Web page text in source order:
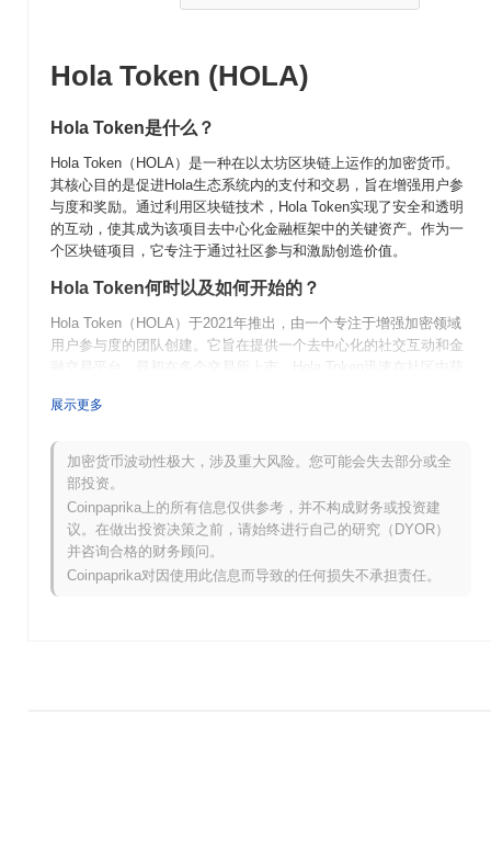
Hola Token (HOLA)
Hola Token是什么？
Hola Token（HOLA）是一种在以太坊区块链上运作的加密货币。
其核心目的是促进Hola生态系统内的支付和交易，旨在增强用户参
与度和奖励。通过利用区块链技术，Hola Token实现了安全和透明
的互动，使其成为该项目去中心化金融框架中的关键资产。作为一
个区块链项目，它专注于通过社区参与和激励创造价值。
Hola Token何时以及如何开始的？
Hola Token（HOLA）于2021年推出，由一个专注于增强加密领域
用户参与度的团队创建。它旨在提供一个去中心化的社交互动和金
融交易平台。最初在多个交易所上市，Hola Token迅速在社区中获
参与，并在早期阶段取得了显著进展，包括战略合作伙伴关系和合
Hola Token的未来发展是什么？
Hola Token即将迎来重大发展，其未来路线图更新旨在增强社区参
与度并扩展其实用性。团队计划引入去中心化治理模型，允许持有
者对关键发展和项目方向进行投票。此外，未来的功能包括集成质
押选项和与各种平台的合作，以增加使用案例。随着Hola Token的
发展，重点仍然是构建一个强大的生态系统，赋能用户并促进活跃
展示更多
加密货币波动性极大，涉及重大风险。您可能会失去部分或全
部投资。
Coinpaprika上的所有信息仅供参考，并不构成财务或投资建
议。在做出投资决策之前，请始终进行自己的研究（DYOR）
并咨询合格的财务顾问。
Coinpaprika对因使用此信息而导致的任何损失不承担责任。